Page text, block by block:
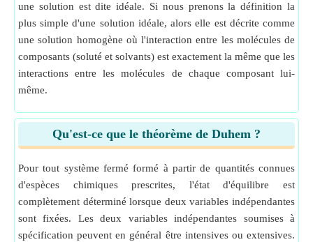
une solution est dite idéale. Si nous prenons la définition la
plus simple d'une solution idéale, alors elle est décrite comme
une solution homogène où l'interaction entre les molécules de
composants (soluté et solvants) est exactement la même que les
interactions entre les molécules de chaque composant lui-
même.
Qu'est-ce que le théorème de Duhem ?
Pour tout système fermé formé à partir de quantités connues
d'espèces chimiques prescrites, l'état d'équilibre est
complètement déterminé lorsque deux variables indépendantes
sont fixées. Les deux variables indépendantes soumises à
spécification peuvent en général être intensives ou extensives.